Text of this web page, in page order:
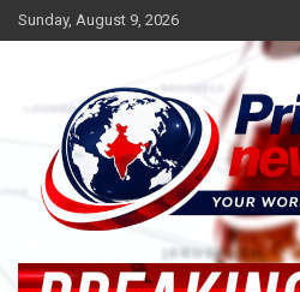
Skip
to
Sunday, August 9, 2026
Princenews Daily